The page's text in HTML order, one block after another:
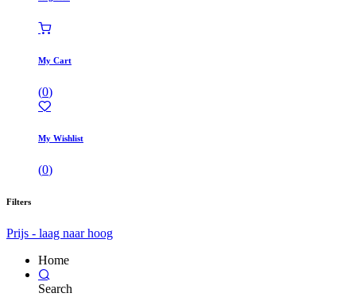
My Cart
(0)
My Wishlist
(0)
Filters
Prijs - laag naar hoog
Home
Search